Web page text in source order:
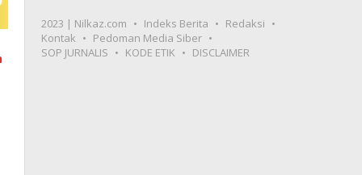
2023 | Nilkaz.com Indeks Berita
Redaksi
Kontak
Pedoman Media Siber
SOP JURNALIS
KODE ETIK DISCLAIMER